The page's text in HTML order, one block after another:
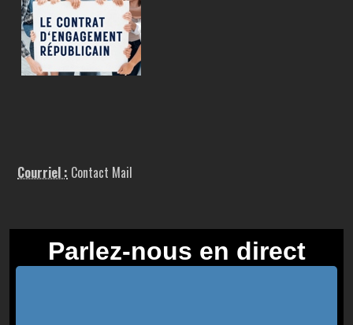
Courriel : Contact Mail